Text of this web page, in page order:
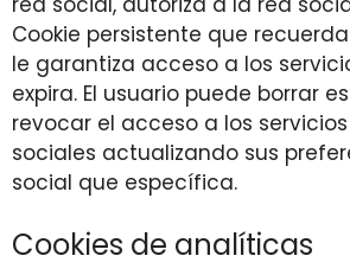
Cookie persistente que
le garantiza acceso a los
expira. El usuario puede borrar
revocar el acceso a los
sociales actualizando sus
social que específica.
Cookies de analíticas